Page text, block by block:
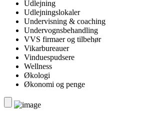
Udlejning
Udlejningslokaler
Undervisning & coaching
Undervognsbehandling
VVS firmaer og tilbehør
Vikarbureauer
Vinduespudsere
Wellness
Økologi
Økonomi og penge